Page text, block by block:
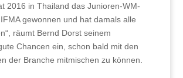
2016 in Thailand das Junioren-WM-
gewonnen und hat damals alle
räumt Bernd Dorst seinem
Chancen ein, schon bald mit den
der Branche mitmischen zu können.